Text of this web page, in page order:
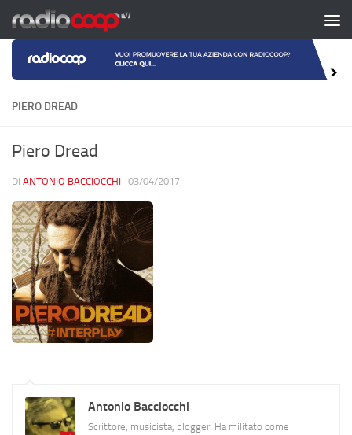
Salta al contenuto
PIERO DREAD
Piero Dread
DI ANTONIO BACCIOCCHI · 03/04/2017
Antonio Bacciocchi
Scrittore, musicista, blogger. Ha militato come